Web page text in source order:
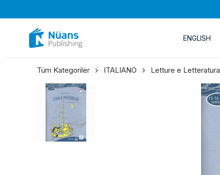
ENGLISH
Tüm Kategoriler ITALIANO Letture e Letteratura